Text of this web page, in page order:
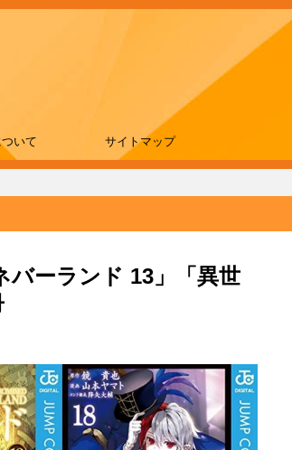
いて サイトマップ
バーランド 13」「異世